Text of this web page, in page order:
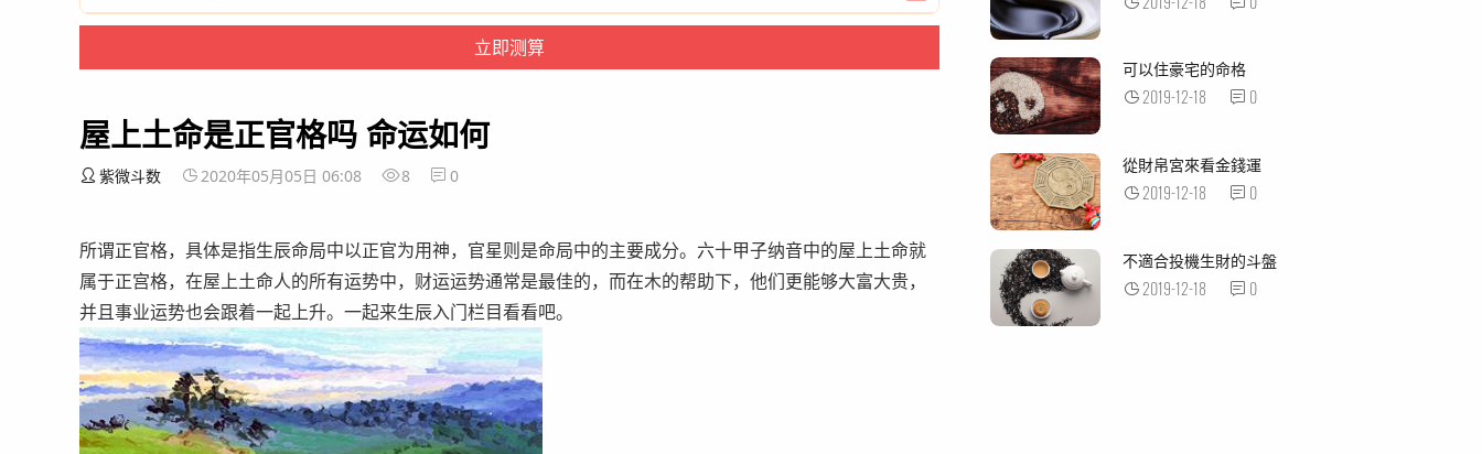
屋上土命是正官格吗 命运如何
紫微斗数 2020年05月05日 06:08 8 0
所谓正官格，具体是指生辰命局中以正官为用神，官星则是命局中的主要成分。六十甲子纳音中的屋上土命就
属于正宫格，在屋上土命人的所有运势中，财运运势通常是最佳的，而在木的帮助下，他们更能够大富大贵，
并且事业运势也会跟着一起上升。一起来生辰入门栏目看看吧。
可以住豪宅的命格
2019-12-18 0
從財帛宮來看金錢運
2019-12-18 0
不適合投機生財的斗盤
2019-12-18 0